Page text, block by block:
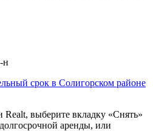
н
срок в Солигорском районе
выберите вкладку «Снять»
аренды, или